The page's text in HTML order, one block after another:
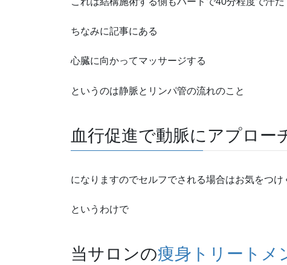
ちなみに記事にある
心臓に向かってマッサージする
というのは静脈とリンパ管の流れのこと
血行促進で動脈にアプロー
になりますのでセルフでされる場合はお気をつけ
というわけで
当サロンの痩身トリートメ